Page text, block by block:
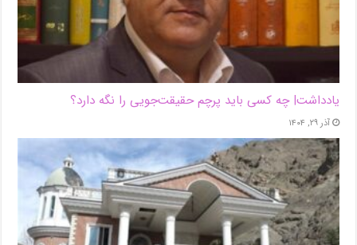
یادداشت| ‌چه کسی باید پرچم حقیقت‌جویی را نگه دارد؟
آذر ۲۹, ۱۴۰۴